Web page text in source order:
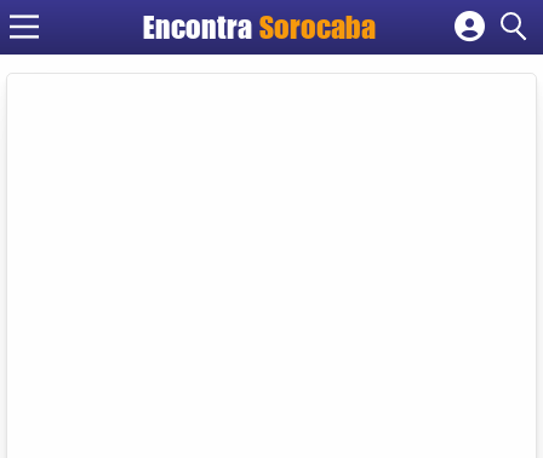
EncontraSorocaba
Cadastrar empresa